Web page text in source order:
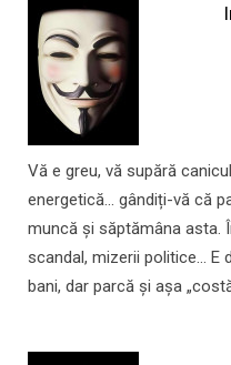
Vă e greu, vă supără
energetică... gândiți-vă că
muncă și săptămâna asta.
scandal, mizerii politice...
bani, dar parcă și așa